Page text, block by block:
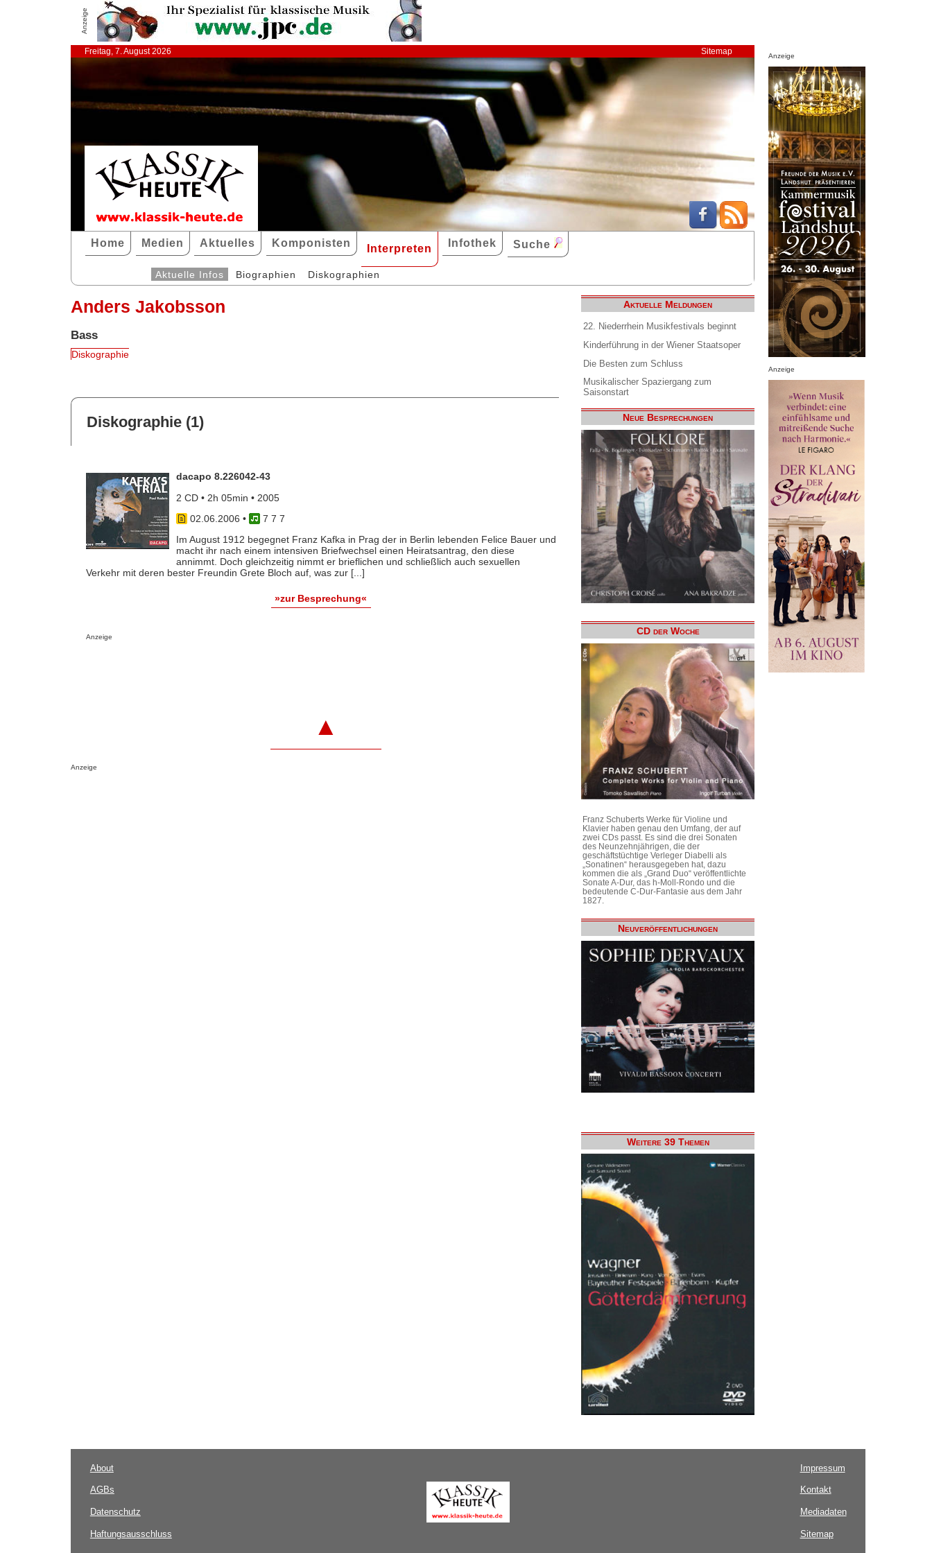
Anzeige
Freitag, 7. August 2026 Sitemap
Home Medien Aktuelles Komponisten Interpreten Infothek Suche
Aktuelle Infos Biographien Diskographien
Anders Jakobsson
Bass
Diskographie
Diskographie (1)
dacapo 8.226042-43
2 CD • 2h 05min • 2005
02.06.2006 •
7 7 7
Im August 1912 begegnet Franz Kafka in Prag der in Berlin lebenden Felice Bauer und
macht ihr nach einem intensiven Briefwechsel einen Heiratsantrag, den diese
annimmt. Doch gleichzeitig nimmt er brieflichen und schließlich auch sexuellen
Verkehr mit deren bester Freundin Grete Bloch auf, was zur [...]
»zur Besprechung«
Anzeige
▲
Anzeige
Aktuelle Meldungen
22. Niederrhein Musikfestivals beginnt
Kinderführung in der Wiener Staatsoper
Die Besten zum Schluss
Musikalischer Spaziergang zum
Saisonstart
Neue Besprechungen
CD der Woche
Franz Schuberts Werke für Violine und
Klavier haben genau den Umfang, der auf
zwei CDs passt. Es sind die drei Sonaten
des Neunzehnjährigen, die der
geschäftstüchtige Verleger Diabelli als
„Sonatinen“ herausgegeben hat, dazu
kommen die als „Grand Duo“ veröffentlichte
Sonate A-Dur, das h-Moll-Rondo und die
bedeutende C-Dur-Fantasie aus dem Jahr
1827.
Neuveröffentlichungen
Weitere 39 Themen
Anzeige
Anzeige
About
AGBs
Datenschutz
Haftungsausschluss
Impressum
Kontakt
Mediadaten
Sitemap